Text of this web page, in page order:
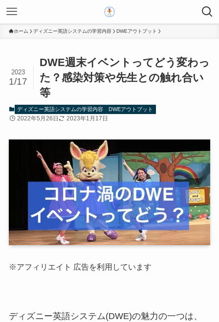
ホーム ディズニー英語システムの学習内容 DWEアウトプット
DWE週末イベントってどう変わっ
た？感染対策や先生との触れ合い
等
2023
1/17
ディズニー英語システムの学習内容 DWEアウトプット
2022年5月26日 2023年1月17日
※アフィリエイト 広告を利用しています
ディズニー英語システム(DWE)の魅力の一つは、